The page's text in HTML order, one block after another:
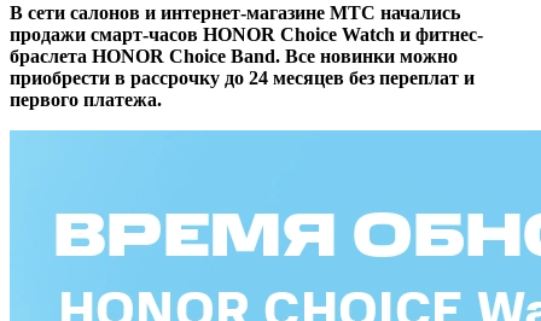
В сети салонов и интернет-магазине МТС начались
продажи смарт-часов HONOR Choice Watch и фитнес-
браслета HONOR Choice Band. Все новинки можно
приобрести в рассрочку до 24 месяцев без переплат и
первого платежа.